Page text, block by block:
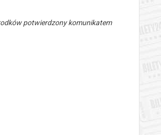
potwierdzony komunikatem